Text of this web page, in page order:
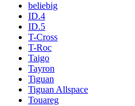
beliebig
ID.4
ID.5
T-Cross
T-Roc
Taigo
Tayron
Tiguan
Tiguan Allspace
Touareg